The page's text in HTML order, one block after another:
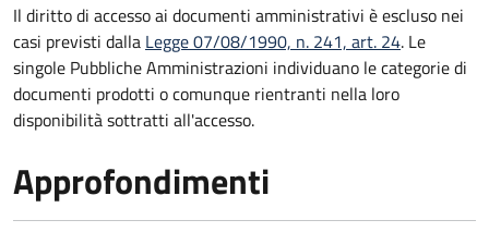
Il diritto di accesso ai documenti amministrativi è escluso nei
casi previsti dalla Legge 07/08/1990, n. 241, art. 24. Le
singole Pubbliche Amministrazioni individuano le categorie di
documenti prodotti o comunque rientranti nella loro
disponibilità sottratti all'accesso.
Approfondimenti